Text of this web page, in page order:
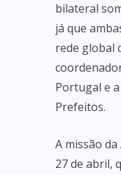
bilateral
já que
rede global
Portugal e
Prefeitos.
A missão
27 de abril,